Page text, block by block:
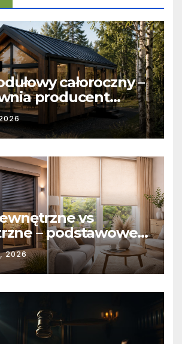
całoroczny –
producent
vs
– podstawowe
i
2026